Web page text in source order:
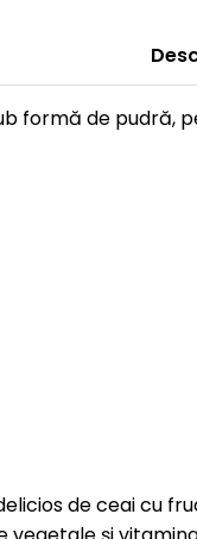
formă de pudră,
de ceai cu